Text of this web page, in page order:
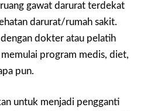
gawat darurat terdekat
darurat/rumah sakit.
dokter atau pelatih
program medis, diet,
pun.
untuk menjadi pengganti